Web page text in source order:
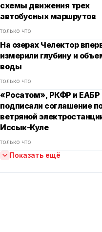
схемы движения трех
автобусных маршрутов
только что
На озерах Челектор
измерили глубину и
воды
только что
«Росатом», РКФР и ЕАБР
подписали соглашение
ветряной
Иссык-Куле
только что
Показать ещё